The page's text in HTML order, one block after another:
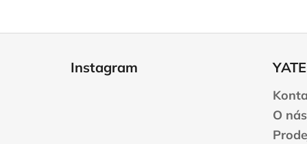
Instagram
O nás